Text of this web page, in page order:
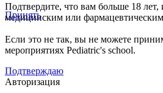
Принять
Подтвердите, что вам больше 18 лет,
медицинским или
Если это не так, вы не можете
мероприятиях Pediatric's school.
Подтверждаю
Авторизация